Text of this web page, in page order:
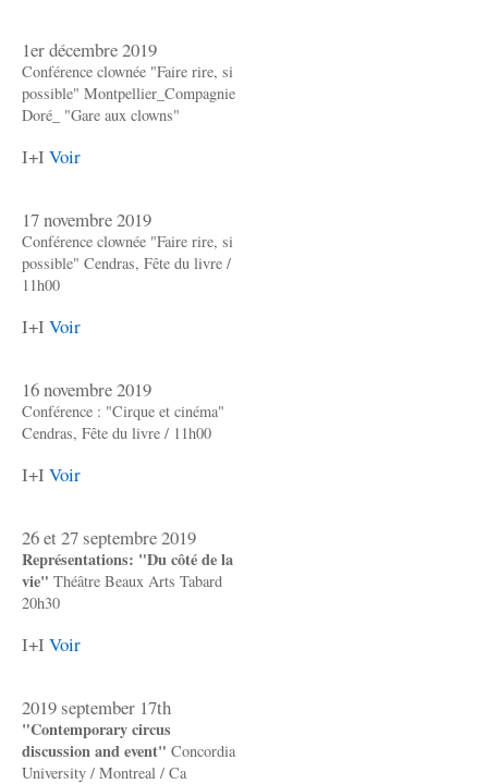
1er décembre 2019
Conférence clownée "Faire rire, si
possible" Montpellier_Compagnie
Doré_ "Gare aux clowns"
I+I Voir
17 novembre 2019
Conférence clownée "Faire rire, si
possible" Cendras, Fête du livre /
11h00
I+I Voir
16 novembre 2019
Conférence : "Cirque et cinéma"
Cendras, Fête du livre / 11h00
I+I Voir
26 et 27 septembre 2019
Représentations: "Du côté de la
vie" Théâtre Beaux Arts Tabard
20h30
I+I Voir
2019 september 17th
"Contemporary circus
discussion and event" Concordia
University / Montreal / Ca